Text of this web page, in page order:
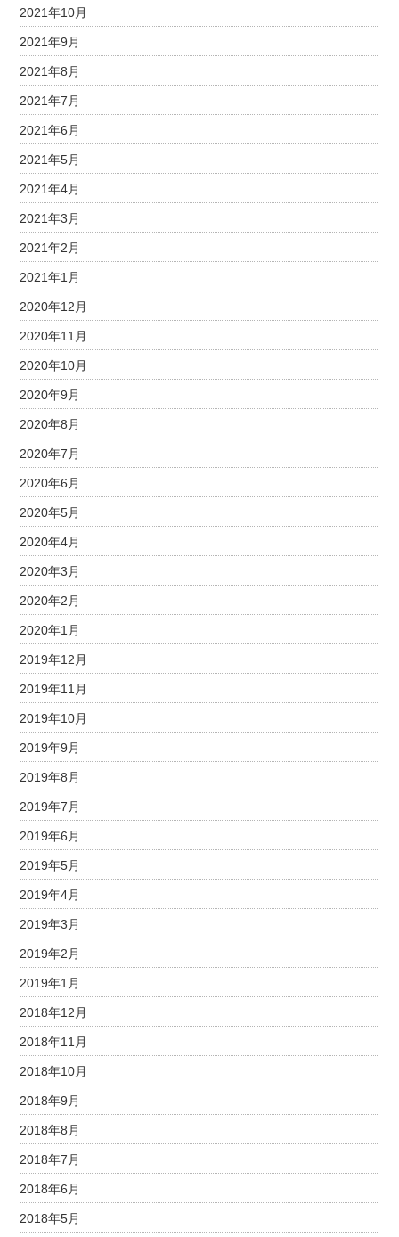
2021年10月
2021年9月
2021年8月
2021年7月
2021年6月
2021年5月
2021年4月
2021年3月
2021年2月
2021年1月
2020年12月
2020年11月
2020年10月
2020年9月
2020年8月
2020年7月
2020年6月
2020年5月
2020年4月
2020年3月
2020年2月
2020年1月
2019年12月
2019年11月
2019年10月
2019年9月
2019年8月
2019年7月
2019年6月
2019年5月
2019年4月
2019年3月
2019年2月
2019年1月
2018年12月
2018年11月
2018年10月
2018年9月
2018年8月
2018年7月
2018年6月
2018年5月